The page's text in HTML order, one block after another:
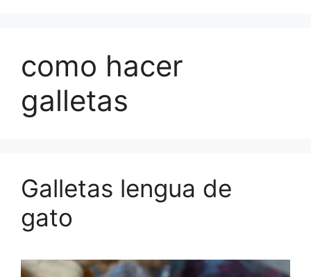
como hacer
galletas
Galletas lengua de
gato